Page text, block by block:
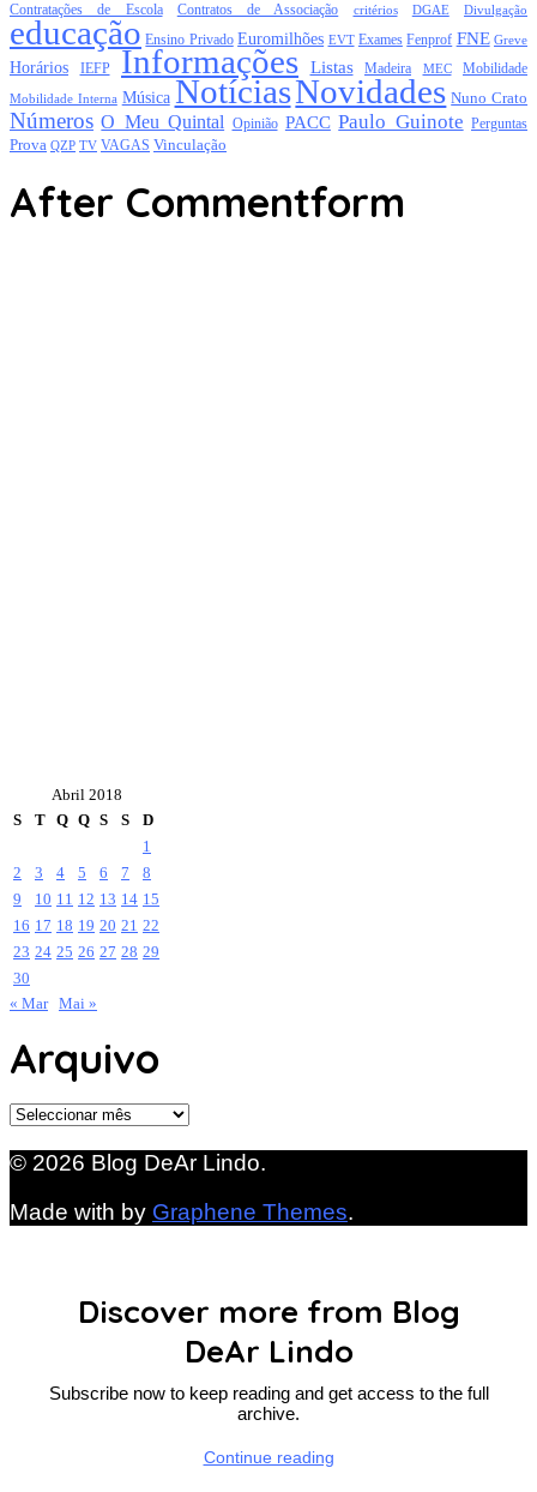
Contratações de Escola Contratos de Associação critérios DGAE Divulgação
educação Ensino Privado Euromilhões EVT Exames Fenprof FNE Greve
Horários IEFP Informações Listas Madeira MEC Mobilidade
Mobilidade Interna Música NotíciasNovidades Nuno Crato
Números O Meu Quintal Opinião PACC Paulo Guinote Perguntas
Prova QZP TV VAGAS Vinculação
After Commentform
Abril 2018
S
T Q Q S S
D
1
2
3 4 5 6 7
8
9
10 11 12 13 14 15
16 17 18 19 20 21 22
23 24 25 26 27 28 29
30
« Mar Mai »
Arquivo
Arquivo
© 2026 Blog DeAr Lindo.
Made with by Graphene Themes.
Discover more from Blog
DeAr Lindo
Subscribe now to keep reading and get access to the full
archive.
Continue reading